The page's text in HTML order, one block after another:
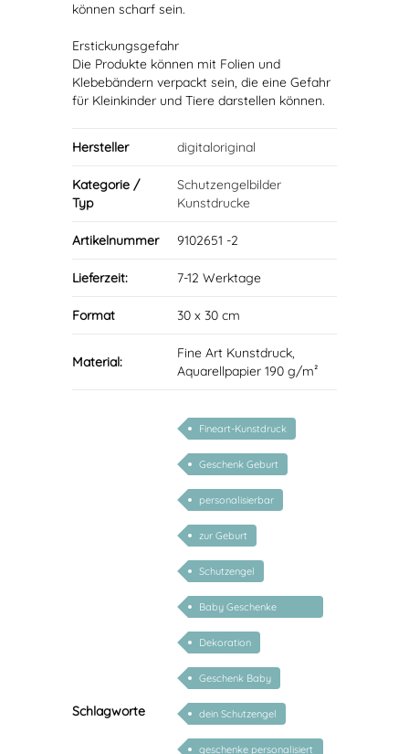
können scharf sein.
Erstickungsgefahr
Die Produkte können mit Folien und
Klebebändern verpackt sein, die eine Gefahr
für Kleinkinder und Tiere darstellen können.
Hersteller digitaloriginal
Kategorie /
Typ
Schutzengelbilder
Kunstdrucke
Artikelnummer 9102651 -2
Lieferzeit: 7-12 Werktage
Format 30 x 30 cm
Material:
Fine Art Kunstdruck,
Aquarellpapier 190 g/m²
Schlagworte
Fineart-Kunstdruck
Geschenk Geburt
personalisierbar
zur Geburt
Schutzengel
Baby Geschenke
personalisierbar
Dekoration
Geschenk Baby
dein Schutzengel
geschenke personalisiert